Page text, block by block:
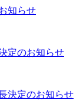
知らせ
定のお知らせ
決定のお知らせ